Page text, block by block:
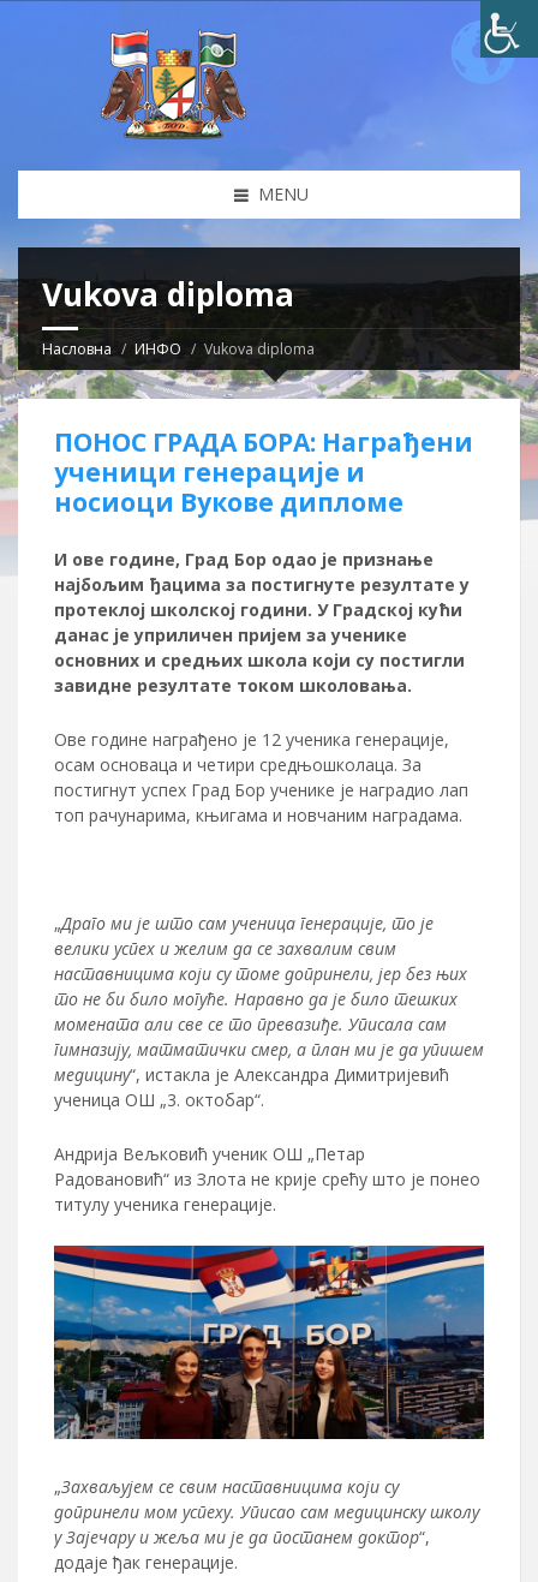
MENU
Vukova diploma
Насловна ИНФО Vukova diploma
ПОНОС ГРАДА БОРА: Награђени
ученици генерације и
носиоци Вукове дипломе
И ове године, Град Бор одао је признање
најбољим ђацима за постигнуте резултате у
протеклој школској години. У Градској кући
данас је уприличен пријем за ученике
основних и средњих школа који су постигли
завидне резултате током школовања.
Ове године награђено је 12 ученика генерације,
осам основаца и четири средњошколаца. За
постигнут успех Град Бор ученике је наградио лап
топ рачунарима, књигама и новчаним наградама.
„Драго ми је што сам ученица генерације, то је
велики успех и желим да се захвалим свим
наставницима који су томе допринели, јер без њих
то не би било могуће. Наравно да је било тешких
момената али све се то превазиђе. Уписала сам
гимназију, матматички смер, а план ми је да упишем
медицину“, истакла је Александра Димитријевић
ученица ОШ „3. октобар“.
Андрија Вељковић ученик ОШ „Петар
Радовановић“ из Злота не крије срећу што је понео
титулу ученика генерације.
„Захваљујем се свим наставницима који су
допринели мом успеху. Уписао сам медицинску школу
у Зајечару и жеља ми је да постанем доктор“,
додаје ђак генерације.